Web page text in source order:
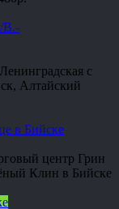
В.-
с
Алтайский
в Бийске
центр Грин
Клин в Бийске